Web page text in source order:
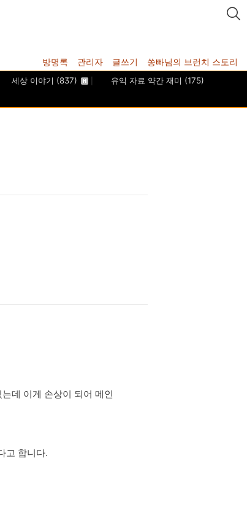
방명록 관리자 글쓰기 쏭빠님의 브런치 스토리
세상 이야기 (837) 유익 자료 약간 재미 (175)
데 이게 손상이 되어 메인
고 합니다.